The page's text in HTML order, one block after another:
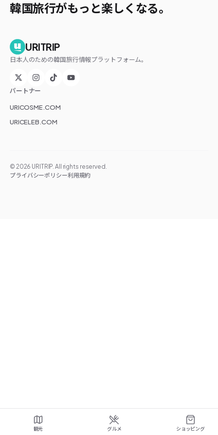
観光 グルメ ショッピング
韓国旅行がもっと楽しくなる。
URITRIP
日本人のための韓国旅行情報プラットフォーム。
パートナー
URICOSME.COM
URICELEB.COM
© 2026 URITRIP. All rights reserved.
プライバシーポリシー利用規約